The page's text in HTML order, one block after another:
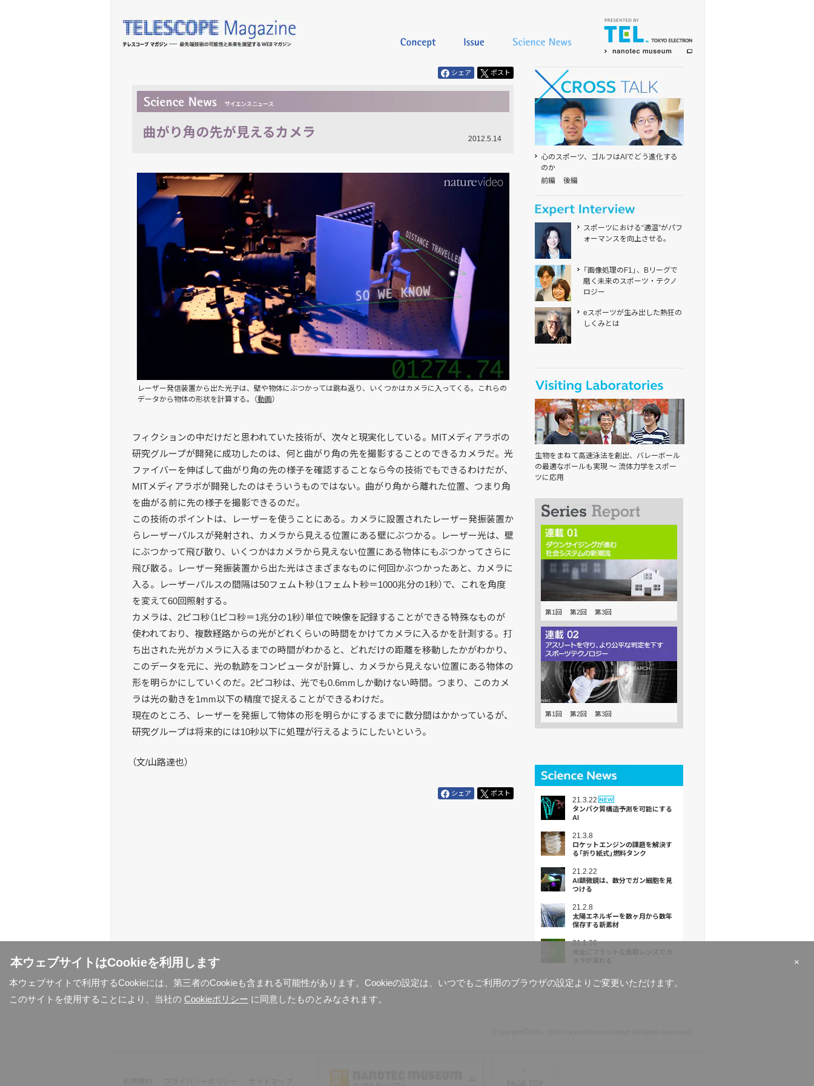
本ウェブサイトはCookieを利用します
×
本ウェブサイトで利用するCookieには、第三者のCookieも含まれる可能性があります。Cookieの設定は、いつでもご利用のブラウザの設定よりご変更いただけます。
このサイトを使用することにより、当社の Cookieポリシー に同意したものとみなされます。
シェア ポスト
曲がり角の先が見えるカメラ 2012.5.14
レーザー発信装置から出た光子は、壁や物体にぶつかっては跳ね返り、いくつかはカメラに入ってくる。これらの
データから物体の形状を計算する。（動画）
フィクションの中だけだと思われていた技術が、次々と現実化している。MITメディアラボの
研究グループが開発に成功したのは、何と曲がり角の先を撮影することのできるカメラだ。光
ファイバーを伸ばして曲がり角の先の様子を確認することなら今の技術でもできるわけだが、
MITメディアラボが開発したのはそういうものではない。曲がり角から離れた位置、つまり角
を曲がる前に先の様子を撮影できるのだ。
この技術のポイントは、レーザーを使うことにある。カメラに設置されたレーザー発振装置か
らレーザーパルスが発射され、カメラから見える位置にある壁にぶつかる。レーザー光は、壁
にぶつかって飛び散り、いくつかはカメラから見えない位置にある物体にもぶつかってさらに
飛び散る。レーザー発振装置から出た光はさまざまなものに何回かぶつかったあと、カメラに
入る。レーザーパルスの間隔は50フェムト秒（1フェムト秒＝1000兆分の1秒）で、これを角度
を変えて60回照射する。
カメラは、2ピコ秒（1ピコ秒＝1兆分の1秒）単位で映像を記録することができる特殊なものが
使われており、複数経路からの光がどれくらいの時間をかけてカメラに入るかを計測する。打
ち出された光がカメラに入るまでの時間がわかると、どれだけの距離を移動したかがわかり、
このデータを元に、光の軌跡をコンピュータが計算し、カメラから見えない位置にある物体の
形を明らかにしていくのだ。2ピコ秒は、光でも0.6mmしか動けない時間。つまり、このカメ
ラは光の動きを1mm以下の精度で捉えることができるわけだ。
現在のところ、レーザーを発振して物体の形を明らかにするまでに数分間はかかっているが、
研究グループは将来的には10秒以下に処理が行えるようにしたいという。
（文/山路達也）
シェア ポスト
心のスポーツ、ゴルフはAIでどう進化する
のか
前編
後編
スポーツにおける“適温”がパフ
ォーマンスを向上させる。
「画像処理の F1」、
Bリーグで
磨く 未来のスポーツ・ テクノ
ロジー
eスポーツが生み出した熱狂の
しくみとは
生物をまねて高速泳法を創出、 バレーボール
の最適なボールも 実現 ～ 流体力学をスポー
ツに応用
第1回 第2回 第3回
第1回 第2回 第3回
21.3.22
タンパク質構造予測を可能にする
AI
21.3.8
ロケットエンジンの課題を解決す
る「折り紙式」燃料タンク
21.2.22
AI顕微鏡は、数分でガン細胞を見
つける
21.2.8
太陽エネルギーを数ヶ月から数年
保存する新素材
21.1.26